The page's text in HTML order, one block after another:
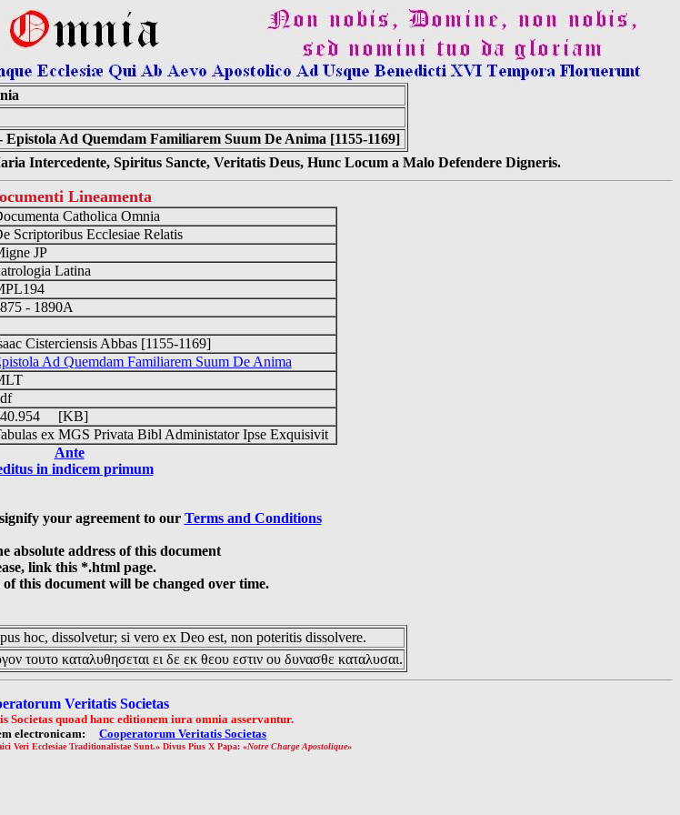
Epistola Ad Quemdam Familiarem Suum De Anima [1155-1169]
Intercedente, Spiritus Sancte, Veritatis Deus, Hunc Locum a Malo Defendere Digneris.
Lineamenta
Catholica Omnia
Scriptoribus Ecclesiae Relatis
JP
Latina
- 1890A
Cisterciensis Abbas [1155-1169]
Ad Quemdam Familiarem Suum De Anima
[KB]
ex MGS Privata Bibl Administator Ipse Exquisivit
Ante
in indicem primum
your agreement to our Terms and Conditions
absolute address of this document
link this *.html page.
of this document will be changed over time.
hoc, dissolvetur; si vero ex Deo est, non poteritis dissolvere.
τουτο καταλυθησεται ει δε εκ θεου εστιν ου δυνασθε καταλυσαι.
Veritatis Societas
Societas quoad hanc editionem iura omnia asservantur.
electronicam: Cooperatorum Veritatis Societas
Veri Ecclesiae Traditionalistae Sunt.» Divus Pius X Papa: «Notre Charge Apostolique»